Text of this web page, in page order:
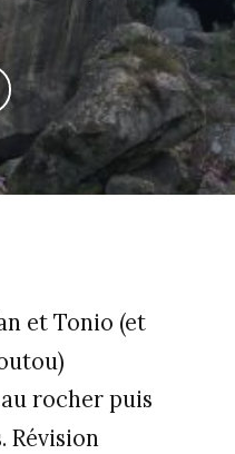
et Tonio (et
rocher puis
Révision